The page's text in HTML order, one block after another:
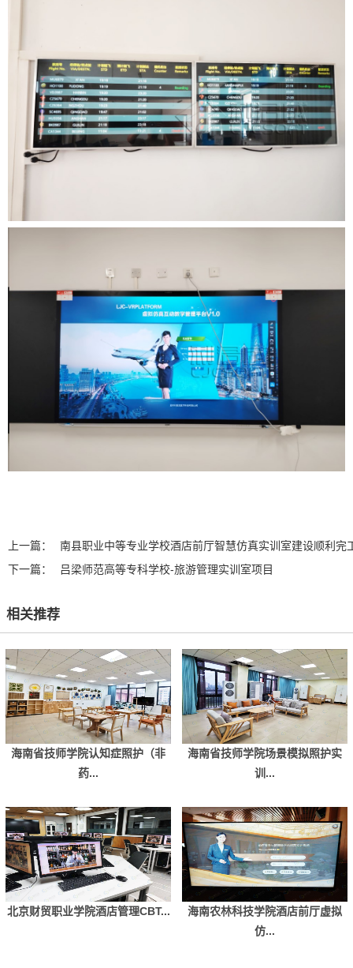
上一篇：
南县职业中等专业学校酒店前厅智慧仿真实训室建设顺利完
下一篇：
吕梁师范高等专科学校-旅游管理实训室项目
相关推荐
海南省技师学院认知症照护（非
药...
海南省技师学院场景模拟照护实
训...
北京财贸职业学院酒店管理CBT...
海南农林科技学院酒店前厅虚拟
仿...